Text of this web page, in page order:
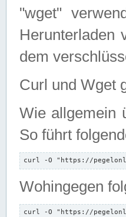
"wget"
Herunterladen
dem
Curl und Wget
Wie allgemein
So führt
curl -O "https://
Wohingegen
curl -O "https://